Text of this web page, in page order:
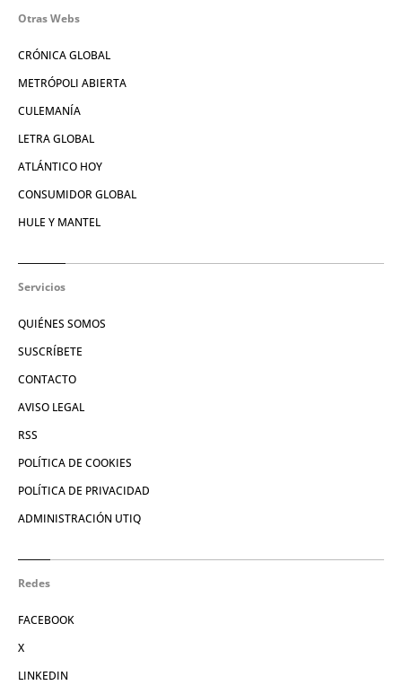
Otras Webs
CRÓNICA GLOBAL
METRÓPOLI ABIERTA
CULEMANÍA
LETRA GLOBAL
ATLÁNTICO HOY
CONSUMIDOR GLOBAL
HULE Y MANTEL
Servicios
QUIÉNES SOMOS
SUSCRÍBETE
CONTACTO
AVISO LEGAL
RSS
POLÍTICA DE COOKIES
POLÍTICA DE PRIVACIDAD
ADMINISTRACIÓN UTIQ
Redes
FACEBOOK
X
LINKEDIN